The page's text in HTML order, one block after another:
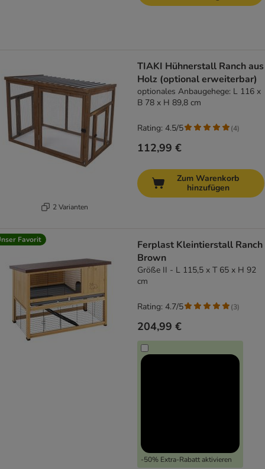
2 Varianten
TIAKI Hühnerstall Ranch aus
Holz (optional erweiterbar)
optionales Anbaugehege: L 116 x
B 78 x H 89,8 cm
112,99 €
Rating: 4.5/5 (4)
Zum Warenkorb
hinzufügen
Favorit
Ferplast Kleintierstall Ranch
Brown
Größe II - L 115,5 x T 65 x H 92
cm
204,99 €
-50% Extra-Rabatt aktivieren
Rating: 4.7/5 (3)